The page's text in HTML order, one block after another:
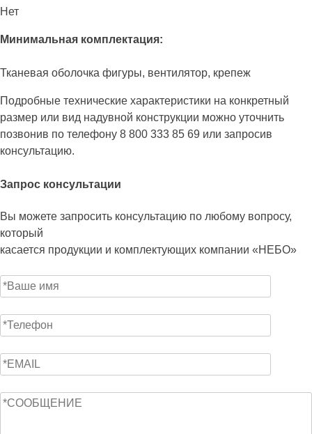
Нет
Минимальная комплектация:
Тканевая оболочка фигуры, вентилятор, крепеж
Подробные технические характеристики на конкретный
размер или вид надувной конструкции можно уточнить
позвонив по телефону 8 800 333 85 69 или запросив
консультацию.
Запрос консультации
Вы можете запросить консультацию по любому вопросу,
который
касается продукции и комплектующих компании «НЕБО»